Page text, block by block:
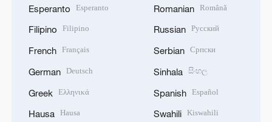
Esperanto Esperanto
Filipino Filipino
French Français
German Deutsch
Greek Ελληνικά
Hausa Hausa
Romanian Română
Russian Русский
Serbian Српски
Sinhala සිංහල
Spanish Español
Swahili Kiswahili